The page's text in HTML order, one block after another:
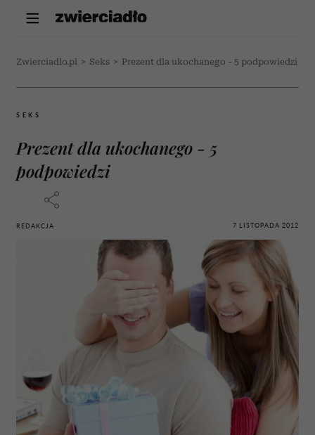
Zwierciadlo.pl > Seks > Prezent dla ukochanego - 5 podpowiedzi
SEKS
Prezent dla ukochanego - 5
podpowiedzi
REDAKCJA 7 LISTOPADA 2012